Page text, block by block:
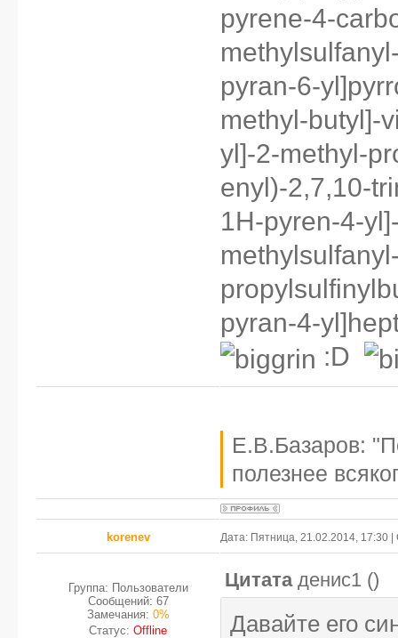
pyrene-4-
pyran-6-
methyl-butyl]-
yl]-2-methyl-
enyl)-2,7,10-
1H-pyren-4-
pyran-4-
:D
Е.В.Базаров:
полезнее
korenev Дата: Пятница, 21.02.2014, 17:30
Группа: Пользователи
Сообщений: 67
Замечания: 0%
Статус: Offline
Цитата денис1 ()
Давайте его